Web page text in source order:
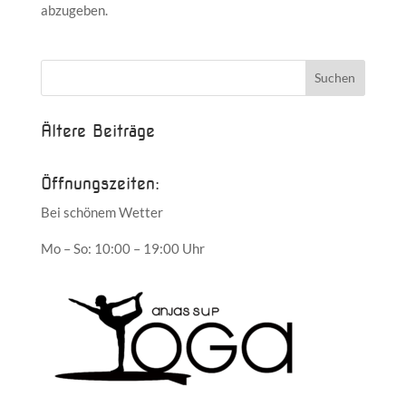
abzugeben.
Ältere Beiträge
Öffnungszeiten:
Bei schönem Wetter
Mo – So: 10:00 – 19:00 Uhr